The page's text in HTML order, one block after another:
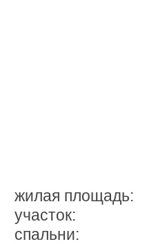
жилая площадь:
участок:
спальни: